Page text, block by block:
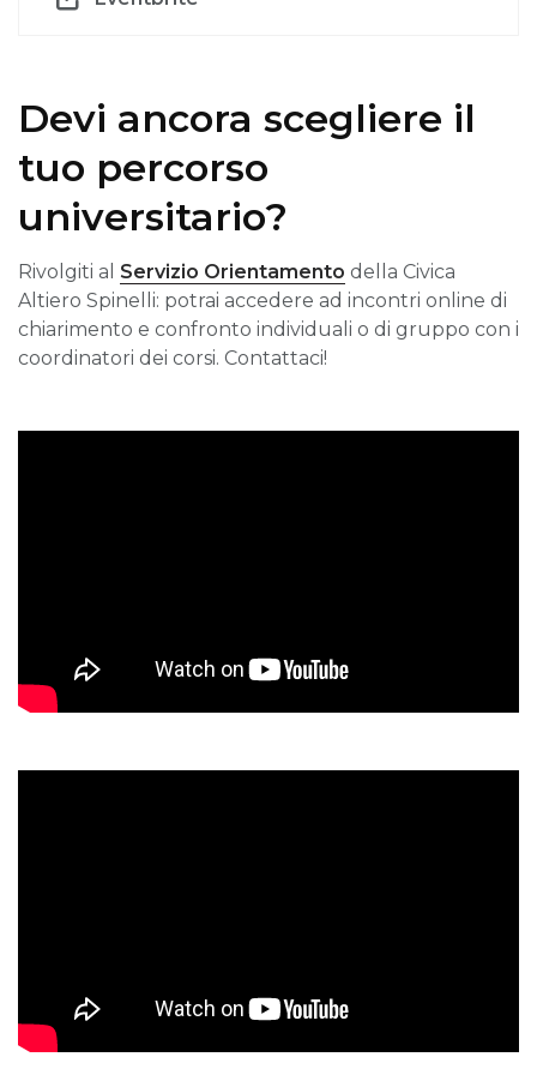
Devi ancora scegliere il
tuo percorso
universitario?
Rivolgiti al Servizio Orientamento della Civica
Altiero Spinelli: potrai accedere ad incontri online di
chiarimento e confronto individuali o di gruppo con i
coordinatori dei corsi. Contattaci!